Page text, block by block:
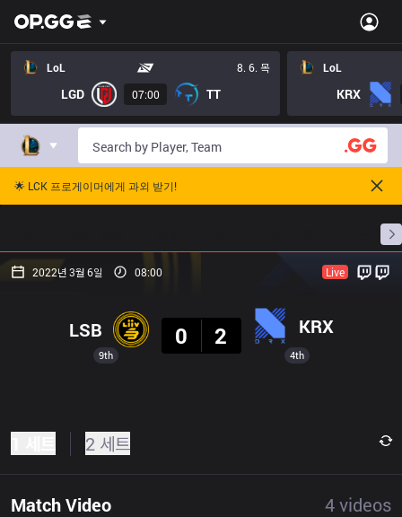
LoL 8. 6. 목
LGD 07:00 TT
LoL
KRX
🌟 LCK 프로게이머에게 과외 받기!
프로빌
2022년 3월 6일 08:00 Live
9th
LSB
0
2 KRX
4th
2 세트
Match Video 4videos